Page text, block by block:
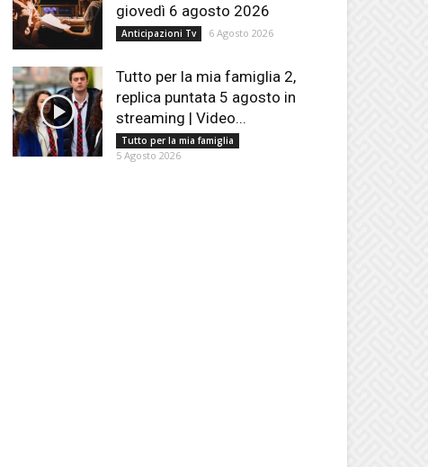
giovedì 6 agosto 2026
Anticipazioni Tv 6 Agosto 2026
Tutto per la mia famiglia 2,
replica puntata 5 agosto in
streaming | Video...
Tutto per la mia famiglia
5 Agosto 2026